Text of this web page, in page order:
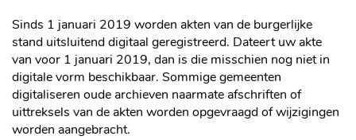
Sinds 1 januari 2019 worden akten van de burgerlijke
stand uitsluitend digitaal geregistreerd. Dateert uw akte
van voor 1 januari 2019, dan is die misschien nog niet in
digitale vorm beschikbaar. Sommige gemeenten
digitaliseren oude archieven naarmate afschriften of
uittreksels van de akten worden opgevraagd of wijzigingen
worden aangebracht.